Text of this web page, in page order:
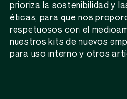
prioriza la sostenibilidad y
éticas, para que nos
respetuosos con el
nuestros kits de nuevos
para uso interno y otros